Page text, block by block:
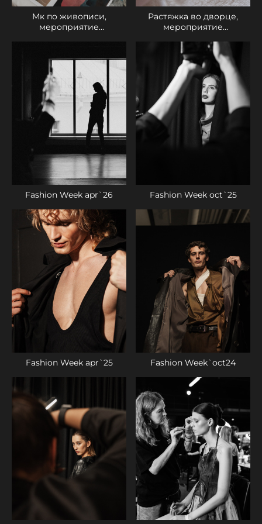
Мк по живописи,
мероприятие
Растяжка во дворце,
мероприятие
Fashion Week apr`26 Fashion Week oct`25
Fashion Week apr`25 Fashion Week`oct24